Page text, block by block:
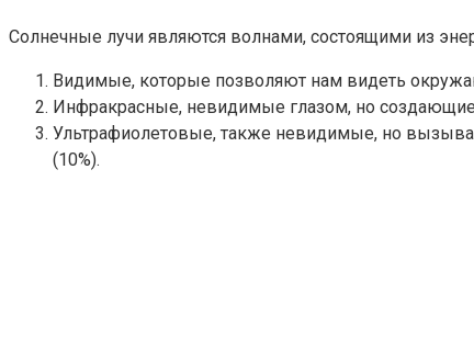
Солнечные лучи являются волнами, состоящими из
Видимые, которые позволяют нам видеть
Инфракрасные, невидимые глазом, но создающие
Ультрафиолетовые, также невидимые, но
(10%).